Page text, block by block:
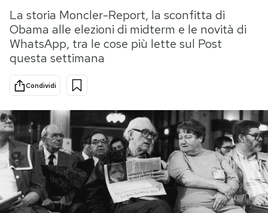
Politica
Tecnologia
Internet
Scienza
Cultura
Economia
Sport
Consumismi
Storie/Idee
Altrecose
Mondiali calcio 2026
PODCAST
La storia Moncler-Report, la sconfitta di
Obama alle elezioni di midterm e le novità di
WhatsApp, tra le cose più lette sul Post
questa settimana
Condividi